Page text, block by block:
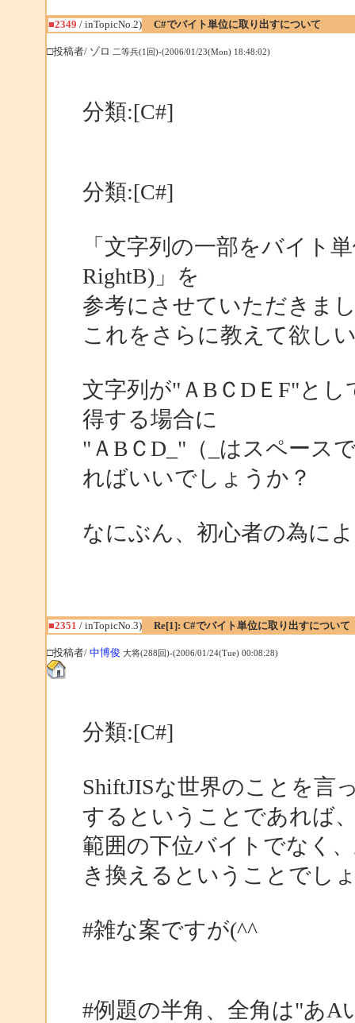
■2349 / inTopicNo.2) C#でバイト単位に取り出すについて
□投稿者/ ゾロ 二等兵(1回)-(2006/01/23(Mon) 18:48:02)
分類:[C#]
分類:[C#]
「文字列の一部をバイト
RightB)」を
参考にさせていただきま
これをさらに教えて欲し
文字列が"ＡBＣDＥF"と
得する場合に
"ＡBＣD_"（_はスペース
ればいいでしょうか？
なにぶん、初心者の為に
■2351 / inTopicNo.3) Re[1]: C#でバイト単位に取り出すについて
□投稿者/ 中博俊 大将(288回)-(2006/01/24(Tue) 00:08:28)
分類:[C#]
ShiftJISな世界のことを言
するということであれば
範囲の下位バイトでなく
き換えるということでし
#雑な案ですが(^^
#例題の半角、全角は"あ